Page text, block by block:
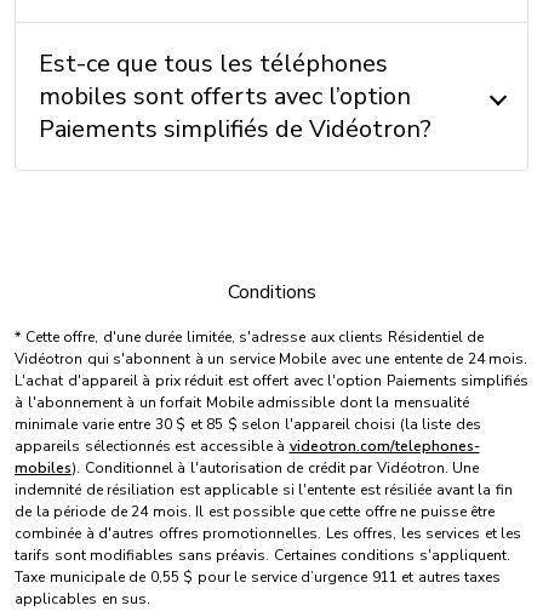
Est-ce que tous les téléphones
mobiles sont offerts avec l’option
Paiements simplifiés de Vidéotron?
Conditions
* Cette offre, d'une durée limitée, s'adresse aux clients Résidentiel de
Vidéotron qui s'abonnent à un service Mobile avec une entente de 24 mois.
L'achat d'appareil à prix réduit est offert avec l'option Paiements simplifiés
à l'abonnement à un forfait Mobile admissible dont la mensualité
minimale varie entre 30 $ et 85 $ selon l'appareil choisi (la liste des
appareils sélectionnés est accessible à videotron.com/telephones-
mobiles). Conditionnel à l'autorisation de crédit par Vidéotron. Une
indemnité de résiliation est applicable si l'entente est résiliée avant la fin
de la période de 24 mois. Il est possible que cette offre ne puisse être
combinée à d'autres offres promotionnelles. Les offres, les services et les
tarifs sont modifiables sans préavis. Certaines conditions s'appliquent.
Taxe municipale de 0,55 $ pour le service d’urgence 911 et autres taxes
applicables en sus.